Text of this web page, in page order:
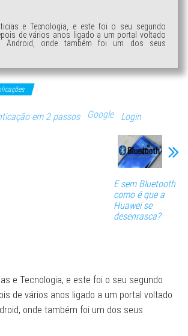
e Tecnologia, e este foi o seu segundo
de vários anos ligado a um portal voltado
Android, onde também foi um dos seus
em 2 passos Google Login
E sem Bluetooth
como é que a
Huawei se
desenrasca?
e Tecnologia, e este foi o seu segundo
de vários anos ligado a um portal voltado
onde também foi um dos seus